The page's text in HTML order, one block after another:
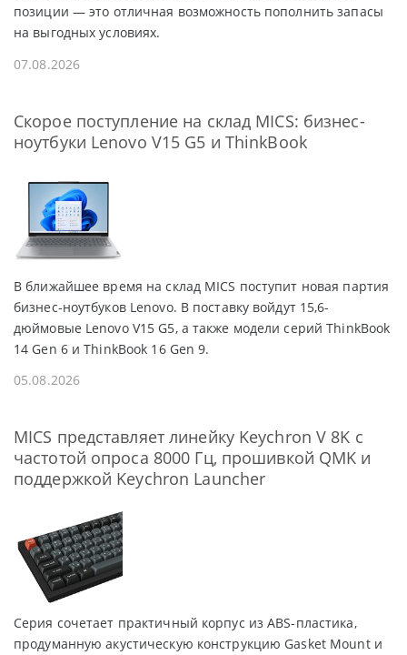
позиции — это отличная возможность пополнить запасы
на выгодных условиях.
07.08.2026
Скорое поступление на склад MICS: бизнес-
ноутбуки Lenovo V15 G5 и ThinkBook
В ближайшее время на склад MICS поступит новая партия
бизнес-ноутбуков Lenovo. В поставку войдут 15,6-
дюймовые Lenovo V15 G5, а также модели серий ThinkBook
14 Gen 6 и ThinkBook 16 Gen 9.
05.08.2026
MICS представляет линейку Keychron V 8K с
частотой опроса 8000 Гц, прошивкой QMK и
поддержкой Keychron Launcher
Серия сочетает практичный корпус из ABS-пластика,
продуманную акустическую конструкцию Gasket Mount и